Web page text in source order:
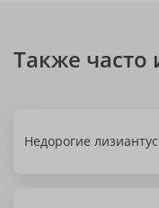
Также часто
Недорогие